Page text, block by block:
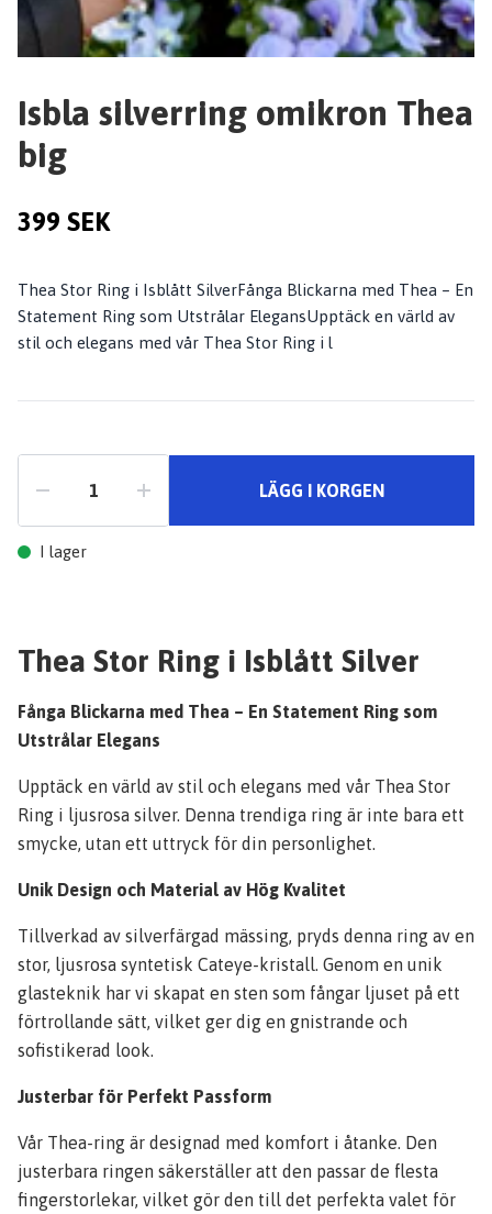
Isbla silverring omikron Thea
big
399 SEK
Thea Stor Ring i Isblått SilverFånga Blickarna med Thea – En
Statement Ring som Utstrålar ElegansUpptäck en värld av
stil och elegans med vår Thea Stor Ring i l
LÄGG I KORGEN
I lager
Thea Stor Ring i Isblått Silver
Fånga Blickarna med Thea – En Statement Ring som
Utstrålar Elegans
Upptäck en värld av stil och elegans med vår Thea Stor
Ring i ljusrosa silver. Denna trendiga ring är inte bara ett
smycke, utan ett uttryck för din personlighet.
Unik Design och Material av Hög Kvalitet
Tillverkad av silverfärgad mässing, pryds denna ring av en
stor, ljusrosa syntetisk Cateye-kristall. Genom en unik
glasteknik har vi skapat en sten som fångar ljuset på ett
förtrollande sätt, vilket ger dig en gnistrande och
sofistikerad look.
Justerbar för Perfekt Passform
Vår Thea-ring är designad med komfort i åtanke. Den
justerbara ringen säkerställer att den passar de flesta
fingerstorlekar, vilket gör den till det perfekta valet för